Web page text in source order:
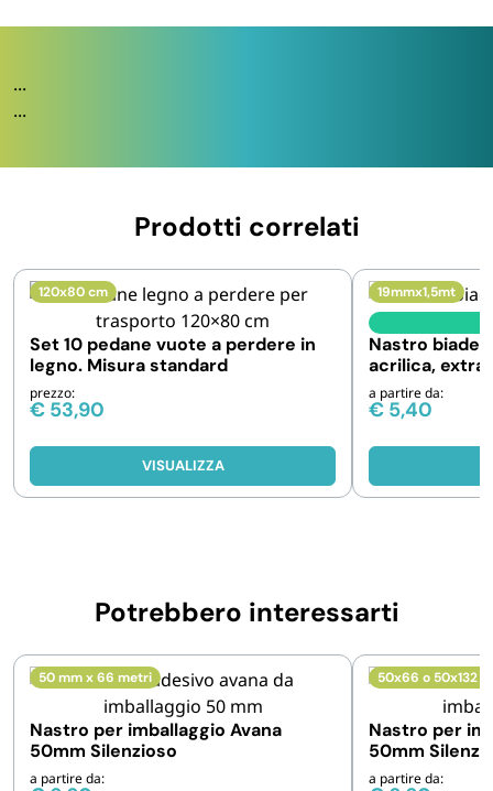
...
...
Prodotti correlati
120x80 cm
Set 10 pedane vuote a perdere in
legno. Misura standard
prezzo:
€ 53,90
VISUALIZZA
19mmx1,5mt
Nastro
acrilica,
a partire da:
€ 5,40
Potrebbero interessarti
50 mm x 66 metri
Nastro per imballaggio Avana
50mm Silenzioso
a partire da:
50x66 o 50x132
Nastro per
50mm
a partire da: